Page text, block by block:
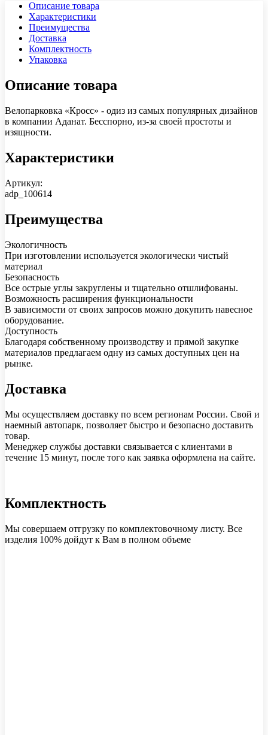
Описание товара
Характеристики
Преимущества
Доставка
Комплектность
Упаковка
Описание товара
Велопарковка «Кросс» - одиз из самых популярных дизайнов
в компании Аданат. Бесспорно, из-за своей простоты и
изящности.
Характеристики
Артикул:
adp_100614
Преимущества
Экологичность
При изготовлении используется экологически чистый
материал
Безопасность
Все острые углы закруглены и тщательно отшлифованы.
Возможность расширения функциональности
В зависимости от своих запросов можно докупить навесное
оборудование.
Доступность
Благодаря собственному производству и прямой закупке
материалов предлагаем одну из самых доступных цен на
рынке.
Доставка
Мы осуществляем доставку по всем регионам России. Свой и
наемный автопарк, позволяет быстро и безопасно доставить
товар.
Менеджер службы доставки связывается с клиентами в
течение 15 минут, после того как заявка оформлена на сайте.
Комплектность
Мы совершаем отгрузку по комплектовочному листу. Все
изделия 100% дойдут к Вам в полном объеме